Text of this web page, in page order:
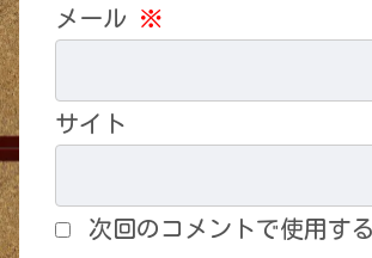
メール ※
サイト
次回のコメントで使用す